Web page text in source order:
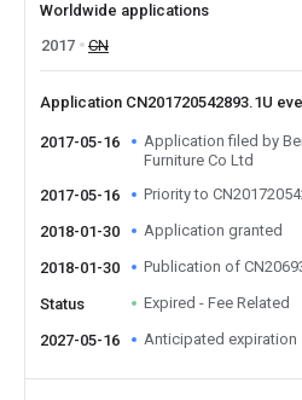
Worldwide applications
2017
CN
Application CN201720542893.1U
2017-05-16
Application filed by
Furniture Co Ltd
2017-05-16
Priority to
2018-01-30 Application granted
2018-01-30 Publication of
Status Expired - Fee Related
2027-05-16 Anticipated expiration